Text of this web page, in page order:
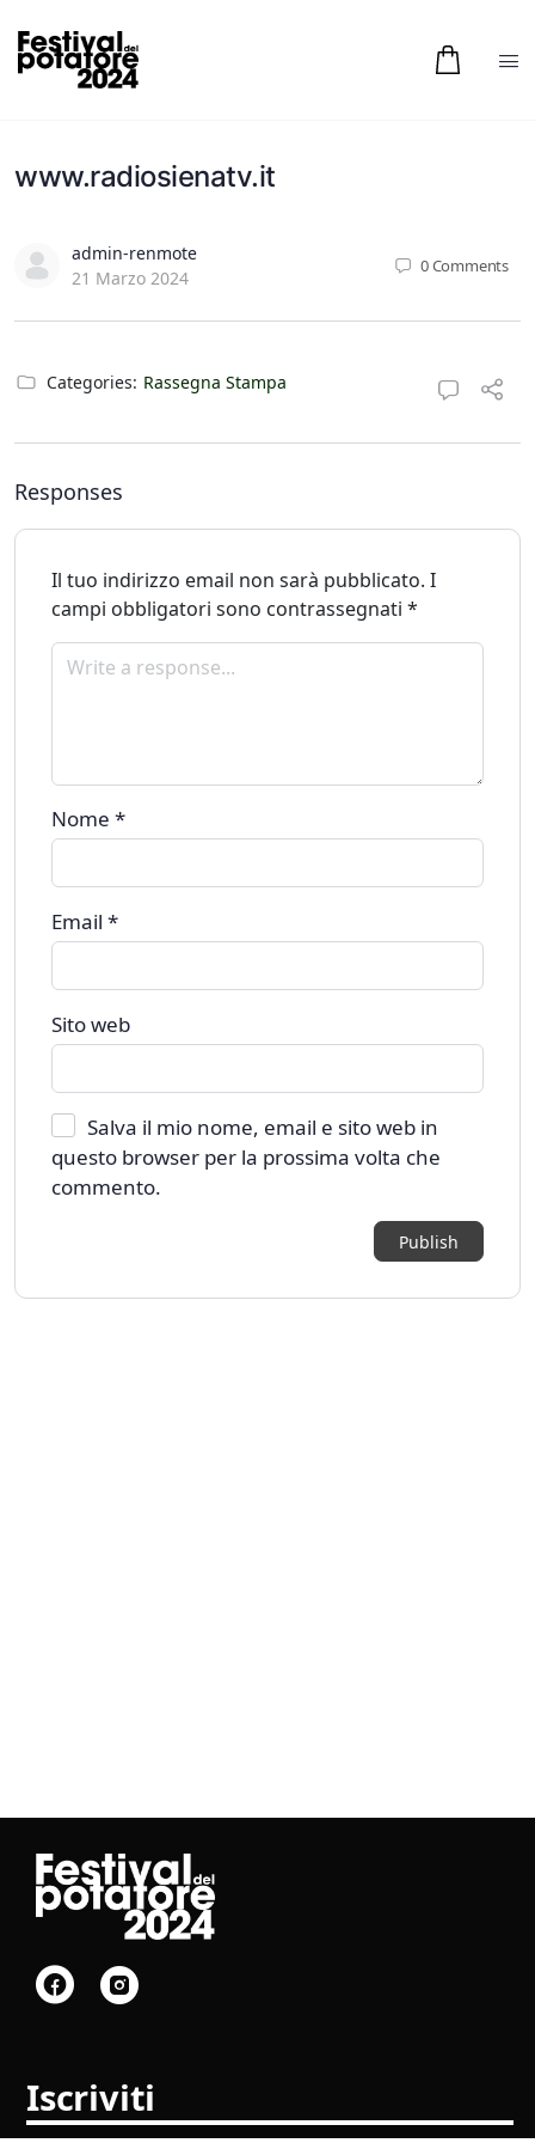
www.radiosienatv.it
admin-renmote
21 Marzo 2024
0Comments
Categories: Rassegna Stampa
Responses
Il tuo indirizzo email non sarà pubblicato. I
campi obbligatori sono contrassegnati *
Nome *
Email *
Sito web
Salva il mio nome, email e sito web in
questo browser per la prossima volta che
commento.
Iscriviti